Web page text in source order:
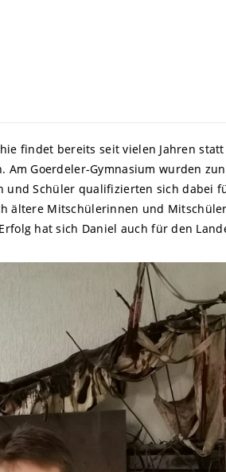
findet bereits seit vielen Jahren
Goerdeler-Gymnasium wurden
und Schüler qualifizierten sich dabei
ältere Mitschülerinnen und
hat sich Daniel auch für den